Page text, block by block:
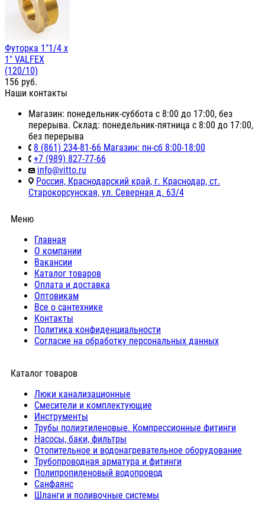
Футорка 1"1/4 х
1" VALFEX
(120/10)
156 руб.
Наши контакты
Магазин: понедельник-суббота с 8:00 до 17:00, без
перерыва. Склад: понедельник-пятница с 8:00 до 17:00,
без перерыва
8 (861) 234-81-66 Магазин: пн-сб 8:00-18:00
+7 (989) 827-77-66
info@vitto.ru
Россия, Краснодарский край, г. Краснодар, ст.
Старокорсунская, ул. Северная д. 63/4
Меню
Главная
О компании
Вакансии
Каталог товаров
Оплата и доставка
Оптовикам
Все о сантехнике
Контакты
Политика конфиденциальности
Согласие на обработку персональных данных
Каталог товаров
Люки канализационные
Cмесители и комплектующие
Инструменты
Трубы полиэтиленовые. Компрессионные фитинги
Насосы, баки, фильтры
Отопительное и водонагревательное оборудование
Трубопроводная арматура и фитинги
Полипропиленовый водопровод
Санфаянс
Шланги и поливочные системы